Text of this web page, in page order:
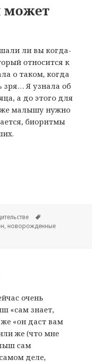
может
ли вы когда-
относится к
о таком, когда
Я узнала об
а до этого для
же малышу нужно
биоритмы
может
, новорожденные
бодрствовать?
очень
«сам знает,
«он даст вам
же (что мне
сам
деле,